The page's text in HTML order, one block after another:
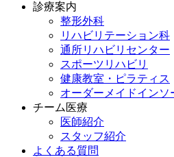
診療案内
整形外科
リハビリテーション科
通所リハビリセンター
スポーツリハビリ
健康教室・ピラティス
オーダーメイドインソ
チーム医療
医師紹介
スタッフ紹介
よくある質問